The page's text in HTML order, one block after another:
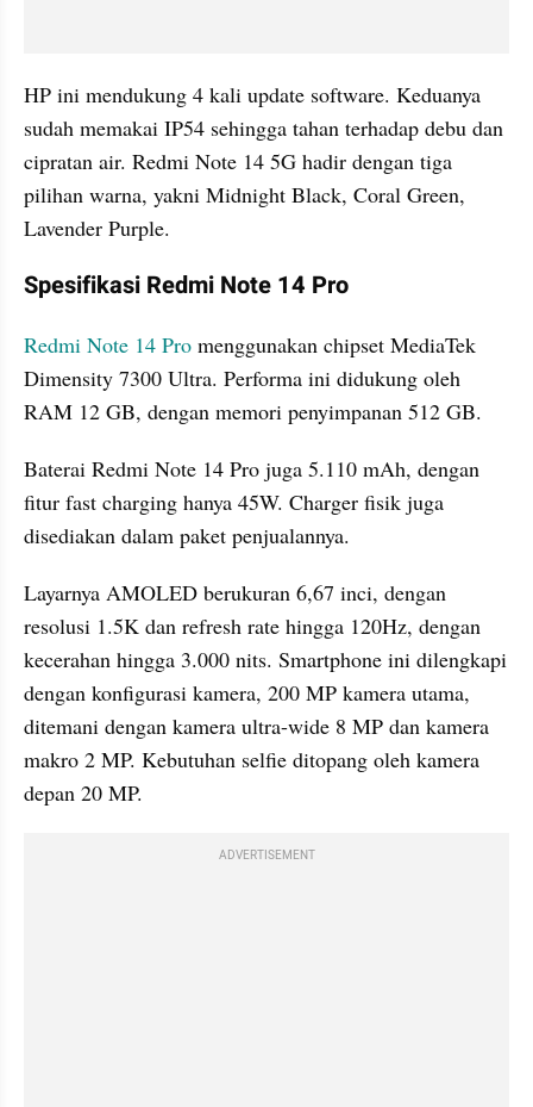
HP ini mendukung 4 kali update software. Keduanya
sudah memakai IP54 sehingga tahan terhadap debu dan
cipratan air. Redmi Note 14 5G hadir dengan tiga
pilihan warna, yakni Midnight Black, Coral Green,
Lavender Purple.
Spesifikasi Redmi Note 14 Pro
Redmi Note 14 Pro menggunakan chipset MediaTek
Dimensity 7300 Ultra. Performa ini didukung oleh
RAM 12 GB, dengan memori penyimpanan 512 GB.
Baterai Redmi Note 14 Pro juga 5.110 mAh, dengan
fitur fast charging hanya 45W. Charger fisik juga
disediakan dalam paket penjualannya.
Layarnya AMOLED berukuran 6,67 inci, dengan
resolusi 1.5K dan refresh rate hingga 120Hz, dengan
kecerahan hingga 3.000 nits. Smartphone ini dilengkapi
dengan konfigurasi kamera, 200 MP kamera utama,
ditemani dengan kamera ultra-wide 8 MP dan kamera
makro 2 MP. Kebutuhan selfie ditopang oleh kamera
depan 20 MP.
ADVERTISEMENT